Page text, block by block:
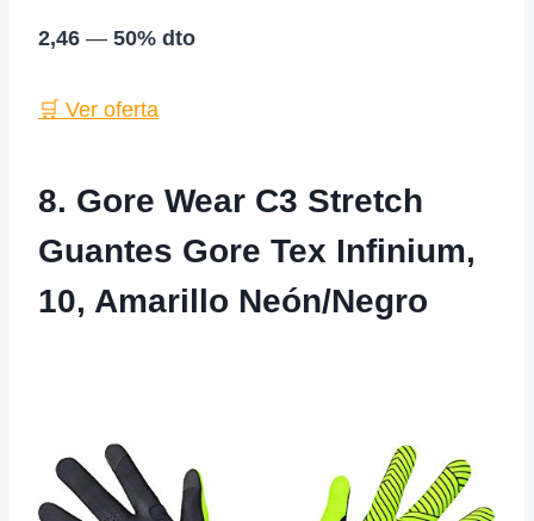
2,46 — 50% dto
🛒 Ver oferta
8. Gore Wear C3 Stretch
Guantes Gore Tex Infinium,
10, Amarillo Neón/Negro